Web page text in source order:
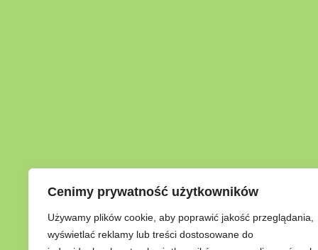
Cenimy prywatność użytkowników
Używamy plików cookie, aby poprawić jakość przeglądania,
wyświetlać reklamy lub treści dostosowane do